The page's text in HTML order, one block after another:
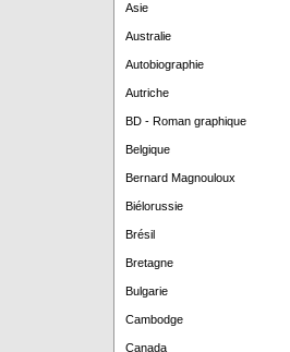
Asie
Australie
Autobiographie
Autriche
BD - Roman graphique
Belgique
Bernard Magnouloux
Biélorussie
Brésil
Bretagne
Bulgarie
Cambodge
Canada